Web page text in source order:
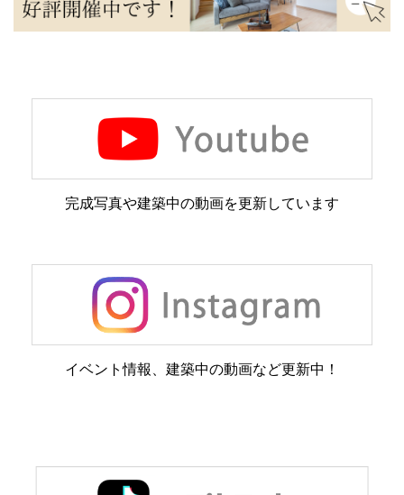
完成写真や建築中の動画を更新しています
イベント情報、建築中の動画など更新中！